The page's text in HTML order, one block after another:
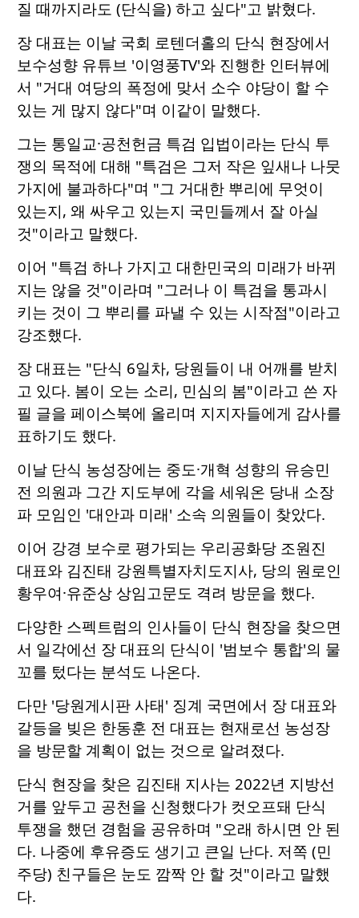
질 때까지라도 (단식을) 하고 싶다"고 밝혔다.
장 대표는 이날 국회 로텐더홀의 단식 현장에서
보수성향 유튜브 '이영풍TV'와 진행한 인터뷰에
서 "거대 여당의 폭정에 맞서 소수 야당이 할 수
있는 게 많지 않다"며 이같이 말했다.
그는 통일교·공천헌금 특검 입법이라는 단식 투
쟁의 목적에 대해 "특검은 그저 작은 잎새나 나뭇
가지에 불과하다"며 "그 거대한 뿌리에 무엇이
있는지, 왜 싸우고 있는지 국민들께서 잘 아실
것"이라고 말했다.
이어 "특검 하나 가지고 대한민국의 미래가 바뀌
지는 않을 것"이라며 "그러나 이 특검을 통과시
키는 것이 그 뿌리를 파낼 수 있는 시작점"이라고
강조했다.
장 대표는 "단식 6일차, 당원들이 내 어깨를 받치
고 있다. 봄이 오는 소리, 민심의 봄"이라고 쓴 자
필 글을 페이스북에 올리며 지지자들에게 감사를
표하기도 했다.
이날 단식 농성장에는 중도·개혁 성향의 유승민
전 의원과 그간 지도부에 각을 세워온 당내 소장
파 모임인 '대안과 미래' 소속 의원들이 찾았다.
이어 강경 보수로 평가되는 우리공화당 조원진
대표와 김진태 강원특별자치도지사, 당의 원로인
황우여·유준상 상임고문도 격려 방문을 했다.
다양한 스펙트럼의 인사들이 단식 현장을 찾으면
서 일각에선 장 대표의 단식이 '범보수 통합'의 물
꼬를 텄다는 분석도 나온다.
다만 '당원게시판 사태' 징계 국면에서 장 대표와
갈등을 빚은 한동훈 전 대표는 현재로선 농성장
을 방문할 계획이 없는 것으로 알려졌다.
단식 현장을 찾은 김진태 지사는 2022년 지방선
거를 앞두고 공천을 신청했다가 컷오프돼 단식
투쟁을 했던 경험을 공유하며 "오래 하시면 안 된
다. 나중에 후유증도 생기고 큰일 난다. 저쪽 (민
주당) 친구들은 눈도 깜짝 안 할 것"이라고 말했
다.